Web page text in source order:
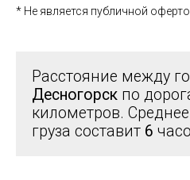
* Не является публичной
Расстояние между
Десногорск по
километров.
груза составит 6